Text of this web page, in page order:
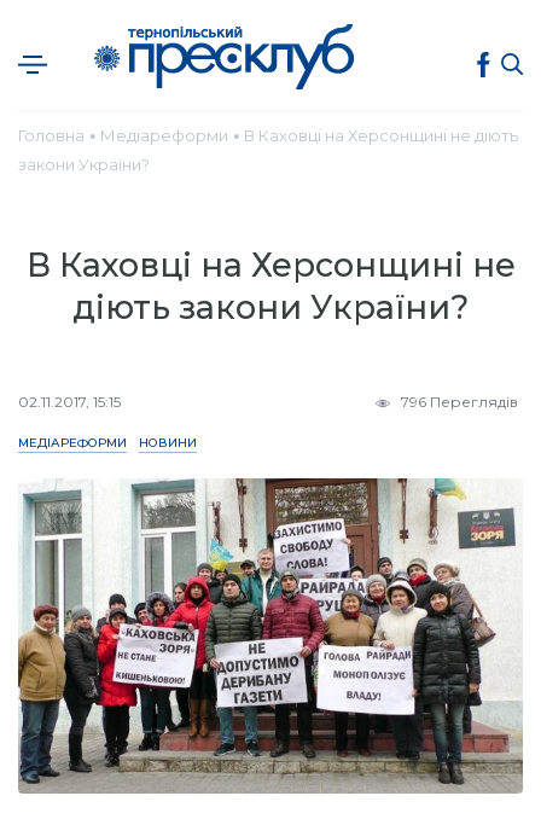
Головна ● Медіареформи ● В Каховці на Херсонщині не діють
закони України?
В Каховці на Херсонщині не
діють закони України?
02.11.2017, 15:15 796 Переглядів
МЕДІАРЕФОРМИ НОВИНИ